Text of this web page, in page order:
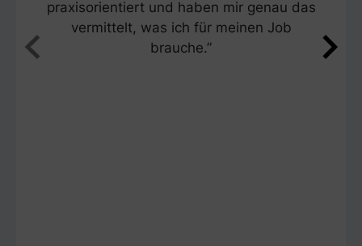
praxisorientiert und haben mir genau das
vermittelt, was ich für meinen Job
brauche.”